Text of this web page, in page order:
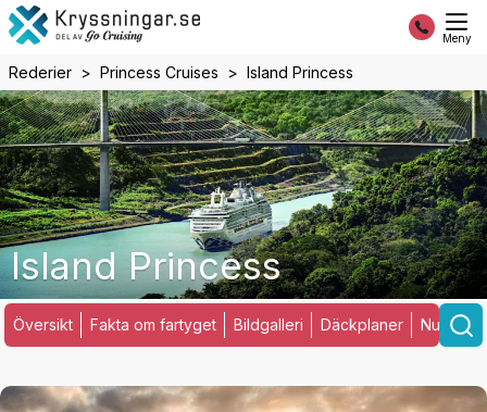
Meny
Rederier Princess Cruises Island Princess
Island Princess
Översikt Fakta om fartyget Bildgalleri Däckplaner